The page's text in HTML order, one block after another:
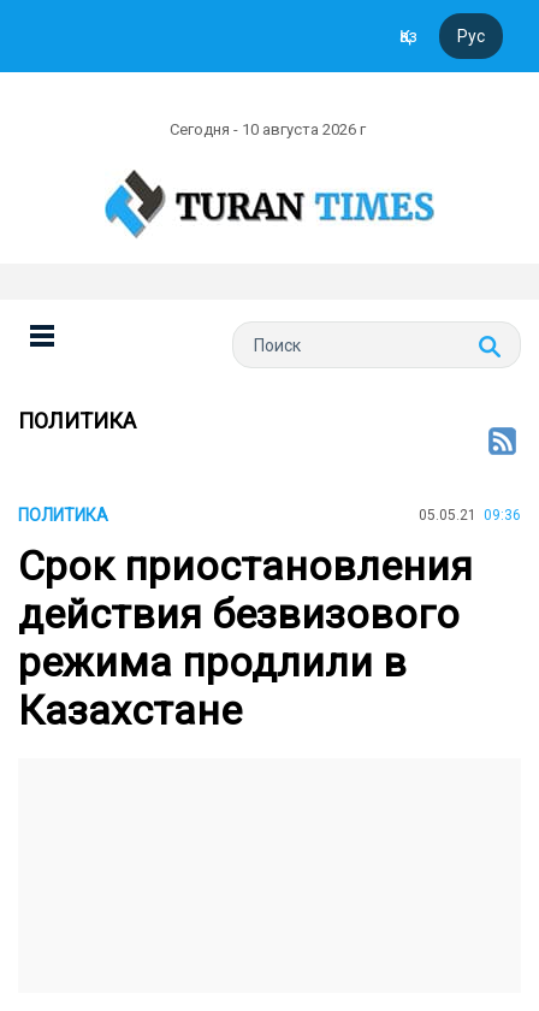
Қаз Рус
Сегодня - 10 августа 2026 г
ПОЛИТИКА
ПОЛИТИКА 05.05.21 09:36
Срок приостановления
действия безвизового
режима продлили в
Казахстане